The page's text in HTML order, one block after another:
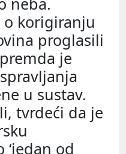
o korigiranju
proglasili
je
u sustav.
tvrdeći da je
od